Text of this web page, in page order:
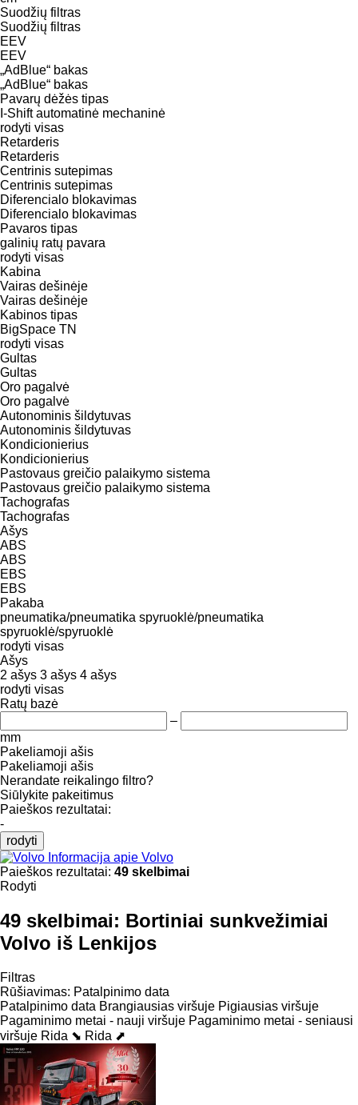
Suodžių filtras
Suodžių filtras
EEV
EEV
„AdBlue“ bakas
„AdBlue“ bakas
Pavarų dėžės tipas
I-Shift automatinė mechaninė
rodyti visas
Retarderis
Retarderis
Centrinis sutepimas
Centrinis sutepimas
Diferencialo blokavimas
Diferencialo blokavimas
Pavaros tipas
galinių ratų pavara
rodyti visas
Kabina
Vairas dešinėje
Vairas dešinėje
Kabinos tipas
BigSpace TN
rodyti visas
Gultas
Gultas
Oro pagalvė
Oro pagalvė
Autonominis šildytuvas
Autonominis šildytuvas
Kondicionierius
Kondicionierius
Pastovaus greičio palaikymo sistema
Pastovaus greičio palaikymo sistema
Tachografas
Tachografas
Ašys
ABS
ABS
EBS
EBS
Pakaba
pneumatika/pneumatika spyruoklė/pneumatika
spyruoklė/spyruoklė
rodyti visas
Ašys
2 ašys 3 ašys 4 ašys
rodyti visas
Ratų bazė
–
mm
Pakeliamoji ašis
Pakeliamoji ašis
Nerandate reikalingo filtro?
Siūlykite pakeitimus
Paieškos rezultatai:
-
rodyti
Informacija apie Volvo
Paieškos rezultatai: 49 skelbimai
Rodyti
49 skelbimai: Bortiniai sunkvežimiai
Volvo iš Lenkijos
Filtras
Rūšiavimas: Patalpinimo data
Patalpinimo data Brangiausias viršuje Pigiausias viršuje
Pagaminimo metai - nauji viršuje Pagaminimo metai - seniausi
viršuje Rida ⬊ Rida ⬈